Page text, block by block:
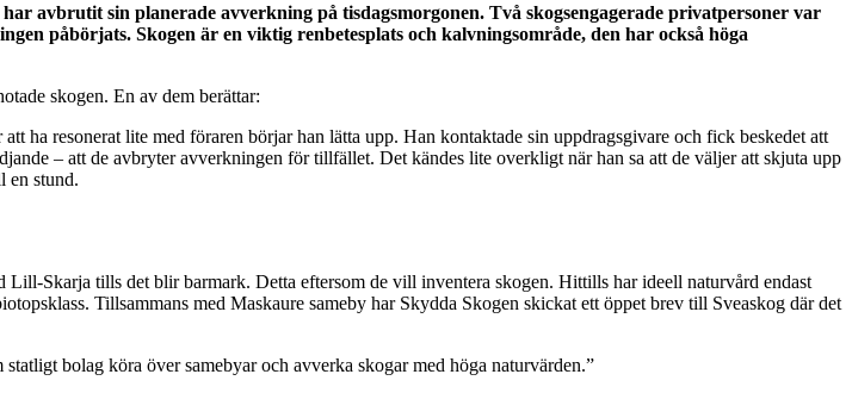
avbrutit sin planerade avverkning på tisdagsmorgonen. Två skogsengagerade privatpersoner var
påbörjats. Skogen är en viktig renbetesplats och kalvningsområde, den har också höga
skogen. En av dem berättar:
ha resonerat lite med föraren börjar han lätta upp. Han kontaktade sin uppdragsgivare och fick beskedet att
– att de avbryter avverkningen för tillfället. Det kändes lite overkligt när han sa att de väljer att skjuta upp
en stund.
Skarja tills det blir barmark. Detta eftersom de vill inventera skogen. Hittills har ideell naturvård endast
Tillsammans med Maskaure sameby har Skydda Skogen skickat ett öppet brev till Sveaskog där det
bolag köra över samebyar och avverka skogar med höga naturvärden.”